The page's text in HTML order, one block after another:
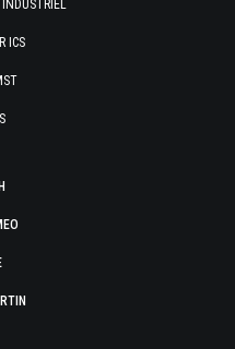
INDUSTRIEL
ICS